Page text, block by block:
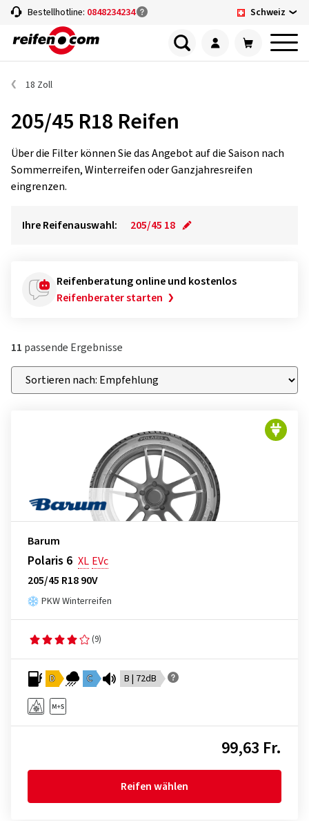
Bestellhotline: 0848234234 Schweiz
18 Zoll
205/45 R18 Reifen
Über die Filter können Sie das Angebot auf die Saison nach
Sommerreifen, Winterreifen oder Ganzjahresreifen
eingrenzen.
Ihre Reifenauswahl: 205/45 18
Reifenberatung online und kostenlos
Reifenberater starten
11 passende Ergebnisse
Barum
Polaris 6 XL EVc
205/45 R18 90V
PKW Winterreifen
(9)
D C B | 72dB
99,63 Fr.
Reifen wählen